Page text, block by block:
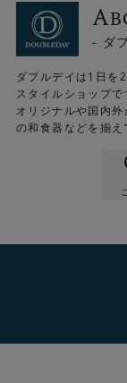
A
- ダ
ダブルデイは1日を
スタイルショップで
オリジナルや国内
の和食器などを揃え